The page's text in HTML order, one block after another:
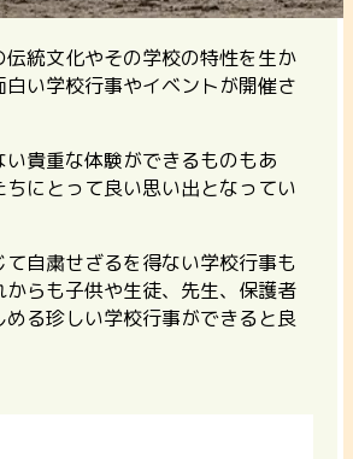
伝統文化やその学校の特性を生か
白い学校行事やイベントが開催さ
貴重な体験ができるものもあ
ちにとって良い思い出となってい
自粛せざるを得ない学校行事も
からも子供や生徒、先生、保護者
る珍しい学校行事ができると良